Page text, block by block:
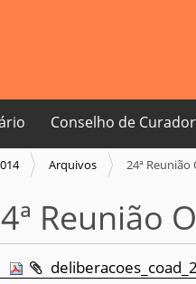
Conselho de
Arquivos 24ª Reunião
Reunião